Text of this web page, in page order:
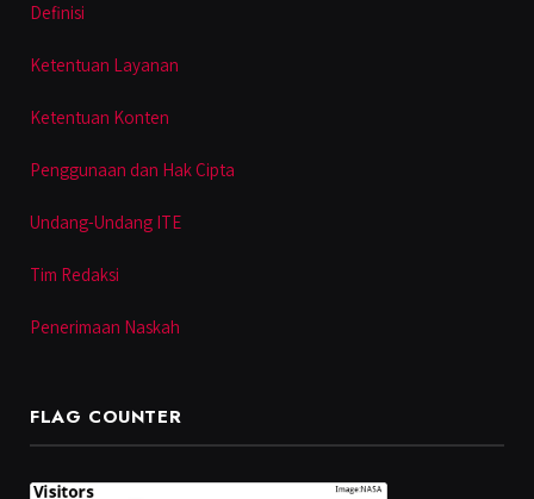
Definisi
Ketentuan Layanan
Ketentuan Konten
Penggunaan dan Hak Cipta
Undang-Undang ITE
Tim Redaksi
Penerimaan Naskah
FLAG COUNTER